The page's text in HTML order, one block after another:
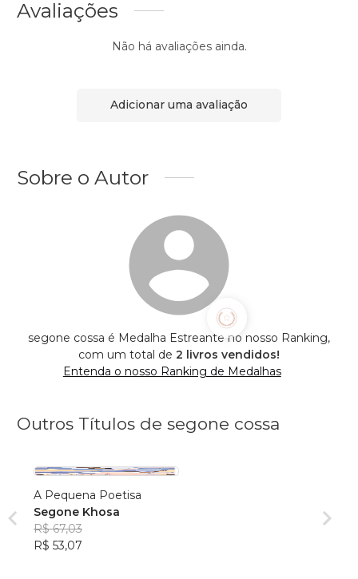
Avaliações
Não há avaliações ainda.
Adicionar uma avaliação
Sobre o Autor
segone cossa é Medalha Estreante no nosso Ranking,
com um total de 2 livros vendidos!
Entenda o nosso Ranking de Medalhas
Outros Títulos de segone cossa
A Pequena Poetisa
Segone Khosa
R$ 67,03
R$ 53,07